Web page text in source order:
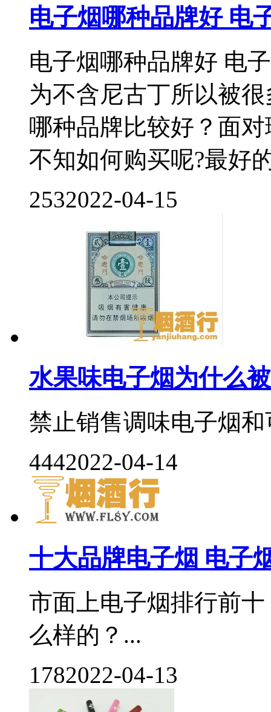
电子烟哪种品牌好 电
电子烟哪种品牌好 电
为不含尼古丁所以被
哪种品牌比较好？面
不知如何购买呢?最好
2532022-04-15
水果味电子烟为什么
禁止销售调味电子烟
4442022-04-14
十大品牌电子烟 电子
市面上电子烟排行前
么样的？...
1782022-04-13